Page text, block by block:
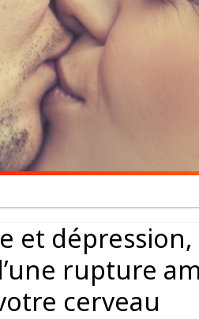
et
rupture
cerveau